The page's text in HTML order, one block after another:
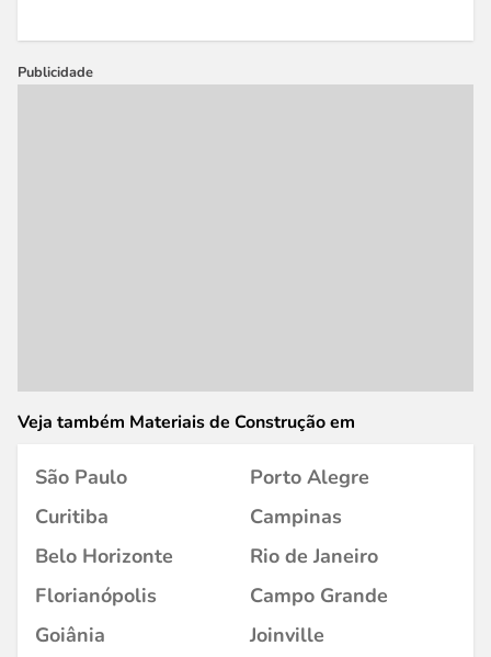
Publicidade
Veja também Materiais de Construção em
São Paulo
Porto Alegre
Curitiba
Campinas
Belo Horizonte
Rio de Janeiro
Florianópolis
Campo Grande
Goiânia
Joinville